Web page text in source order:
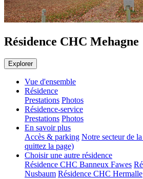
Résidence CHC Mehagne
Explorer
Vue d'ensemble
Résidence
Prestations Photos
Résidence-service
Prestations Photos
En savoir plus
Accès & parking Notre secteur de
quittez la page)
Choisir une autre résidence
Résidence CHC Banneux Fawes
Nusbaum Résidence CHC Hermalle